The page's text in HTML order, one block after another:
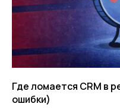
Где ломается CRM в
ошибки)